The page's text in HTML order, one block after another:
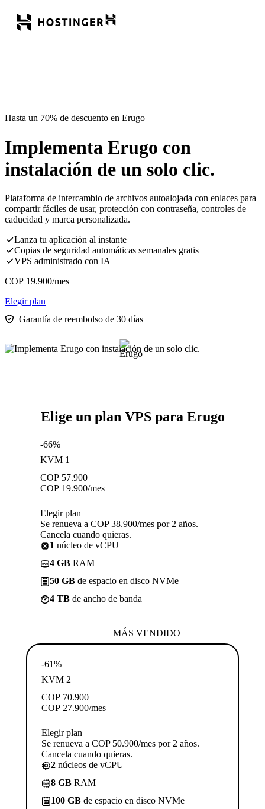
Hasta un 70% de descuento en Erugo
Implementa Erugo con
instalación de un solo clic.
Plataforma de intercambio de archivos autoalojada con enlaces para
compartir fáciles de usar, protección con contraseña, controles de
caducidad y marca personalizada.
Lanza tu aplicación al instante
Copias de seguridad automáticas semanales gratis
VPS administrado con IA
COP 19.900/mes
Elegir plan
Garantía de reembolso de 30 días
Elige un plan VPS para Erugo
-66%
KVM 1
COP 57.900
COP 19.900/mes
Elegir plan
Se renueva a COP 38.900/mes por 2 años.
Cancela cuando quieras.
1 núcleo de vCPU
4 GB RAM
50 GB de espacio en disco NVMe
4 TB de ancho de banda
MÁS VENDIDO
-61%
KVM 2
COP 70.900
COP 27.900/mes
Elegir plan
Se renueva a COP 50.900/mes por 2 años.
Cancela cuando quieras.
2 núcleos de vCPU
8 GB RAM
100 GB de espacio en disco NVMe